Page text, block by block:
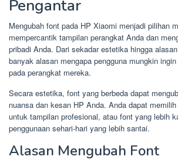
Pengantar
Mengubah font pada HP Xiaomi menjadi pilihan
mempercantik tampilan perangkat Anda dan
pribadi Anda. Dari sekadar estetika hingga
banyak alasan mengapa pengguna mungkin
pada perangkat mereka.
Secara estetika, font yang berbeda dapat
nuansa dan kesan HP Anda. Anda dapat
untuk tampilan profesional, atau font yang lebih
penggunaan sehari-hari yang lebih santai.
Alasan Mengubah Font